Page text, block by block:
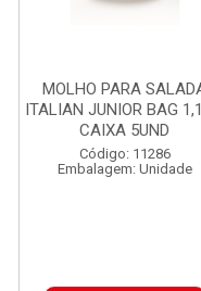
MOLHO PARA
ITALIAN JUNIOR BAG
CAIXA 5UND
Código: 11286
Embalagem: Unidade